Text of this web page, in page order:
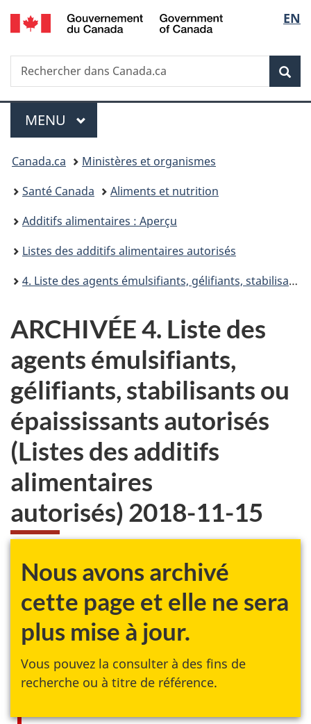
Passer
au
principal
Passer
à
Au
du
Passer
à
version
simplifiée
de
la
EN
Recherche
Rechercher
dans
Menu
MENU PRINCIPAL
Vous
êtes
ici :
Canada.ca
Ministères et organismes
Santé Canada
Aliments et nutrition
Additifs alimentaires : Aperçu
Listes des additifs alimentaires autorisés
4. Liste des agents émulsifiants, gélifiants, stabilisants ou épaississants autorisés (Listes des additifs alimentaires autorisés)
ARCHIVÉE 4. Liste des
agents émulsifiants,
gélifiants, stabilisants ou
épaississants autorisés
(Listes des additifs
alimentaires
autorisés) 2018-11-15
Nous avons archivé
cette page et elle ne sera
plus mise à jour.
Vous pouvez la consulter à des fins de
recherche ou à titre de référence.